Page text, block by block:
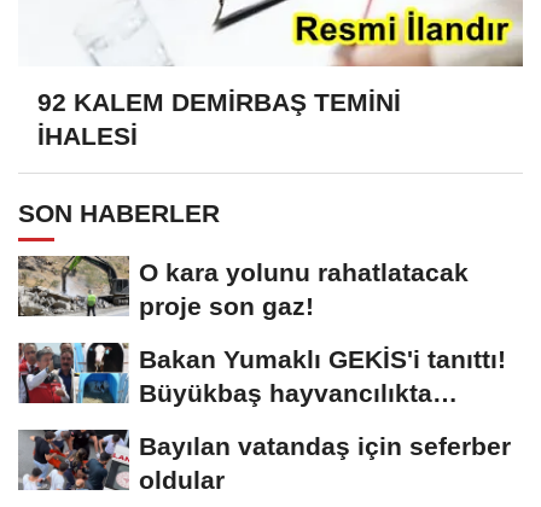
92 KALEM DEMİRBAŞ TEMİNİ
İHALESİ
SON HABERLER
O kara yolunu rahatlatacak
proje son gaz!
Bakan Yumaklı GEKİS'i tanıttı!
Büyükbaş hayvancılıkta
Bayılan vatandaş için seferber
oldular